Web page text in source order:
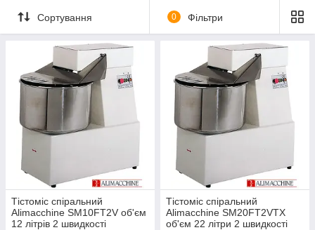
Сортування 0 Фільтри
Тістоміс спіральний
Alimacchine SM10FT2V об'єм
12 літрів 2 швидкості
Тістоміс спіральний
Alimacchine SM20FT2VTX
об'єм 22 літри 2 швидкості